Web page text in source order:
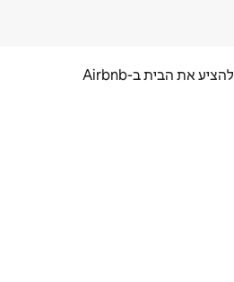
להציע את הבית ב-Airbnb